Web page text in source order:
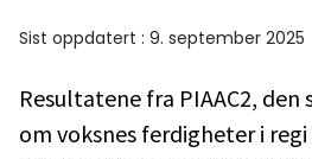
Sist oppdatert : 9. september 2025
Resultatene fra PIAAC2,
om voksnes ferdigheter i regi